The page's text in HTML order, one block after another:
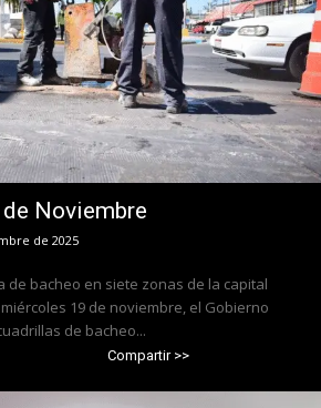
Noviembre
de 2025
de bacheo en siete zonas de la capital
19 de noviembre, el Gobierno
de bacheo...
Compartir >>